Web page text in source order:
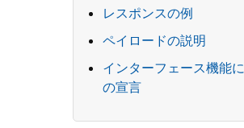
レスポンスの例
ペイロードの説明
インターフェース機能
の宣言